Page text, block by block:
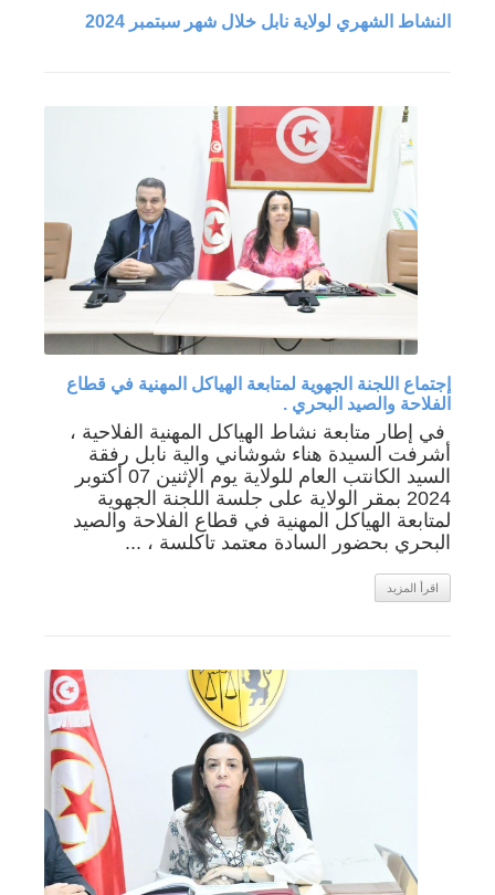
النشاط الشهري لولاية نابل خلال شهر سبتمبر 2024
إجتماع اللجنة الجهوية لمتابعة الهياكل المهنية في قطاع
الفلاحة والصيد البحري .
في إطار متابعة نشاط الهياكل المهنية الفلاحية ،
أشرفت السيدة هناء شوشاني والية نابل رفقة
السيد الكانتب العام للولاية يوم الإثنين 07 أكتوبر
2024 بمقر الولاية على جلسة اللجنة الجهوية
لمتابعة الهياكل المهنية في قطاع الفلاحة والصيد
البحري بحضور السادة معتمد تاكلسة ، ...
اقرأ المزيد